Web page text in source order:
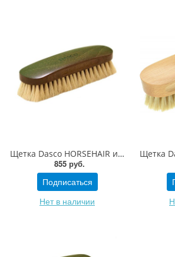
Щетка Dasco HORSEHAIR из ценных пород дерева большая с высококачественным натуральным конским ворсом
855 руб.
Подписаться
Нет в наличии